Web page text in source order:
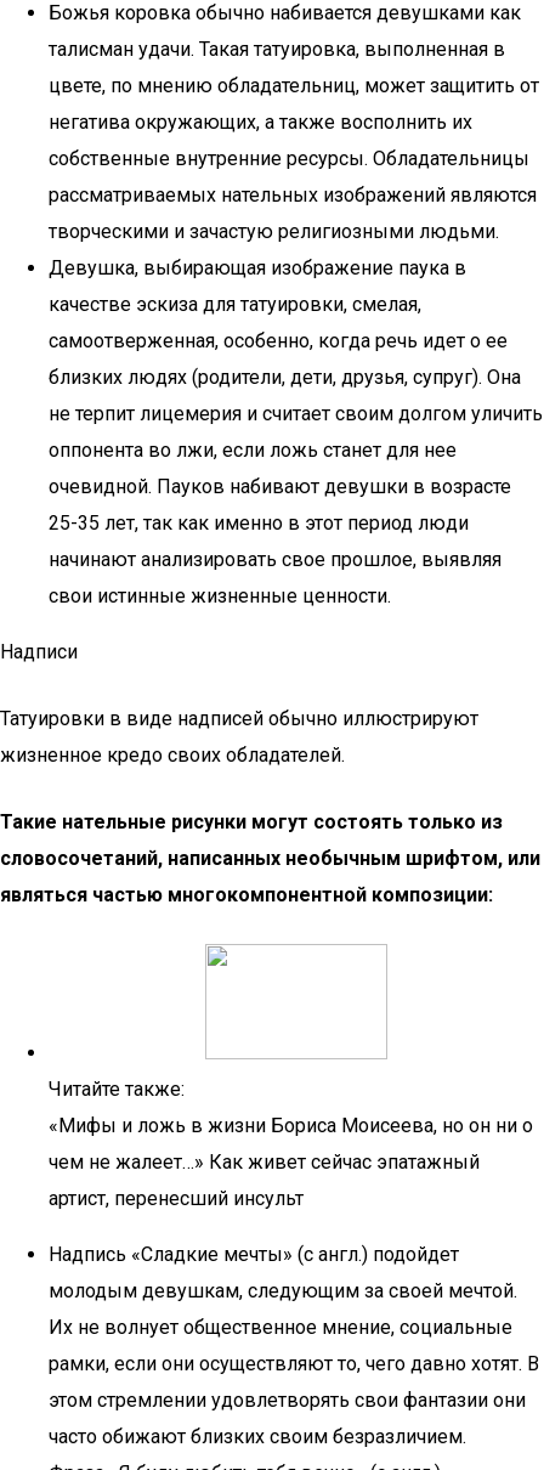
Божья коровка обычно набивается девушками как
талисман удачи. Такая татуировка, выполненная в
цвете, по мнению обладательниц, может защитить от
негатива окружающих, а также восполнить их
собственные внутренние ресурсы. Обладательницы
рассматриваемых нательных изображений являются
творческими и зачастую религиозными людьми.
Девушка, выбирающая изображение паука в
качестве эскиза для татуировки, смелая,
самоотверженная, особенно, когда речь идет о ее
близких людях (родители, дети, друзья, супруг). Она
не терпит лицемерия и считает своим долгом уличить
оппонента во лжи, если ложь станет для нее
очевидной. Пауков набивают девушки в возрасте
25-35 лет, так как именно в этот период люди
начинают анализировать свое прошлое, выявляя
свои истинные жизненные ценности.
Надписи
Татуировки в виде надписей обычно иллюстрируют
жизненное кредо своих обладателей.
Такие нательные рисунки могут состоять только из
словосочетаний, написанных необычным шрифтом, или
являться частью многокомпонентной композиции:
Читайте также:
«Мифы и ложь в жизни Бориса Моисеева, но он ни о
чем не жалеет…» Как живет сейчас эпатажный
артист, перенесший инсульт
Надпись «Сладкие мечты» (с англ.) подойдет
молодым девушкам, следующим за своей мечтой.
Их не волнует общественное мнение, социальные
рамки, если они осуществляют то, чего давно хотят. В
этом стремлении удовлетворять свои фантазии они
часто обижают близких своим безразличием.